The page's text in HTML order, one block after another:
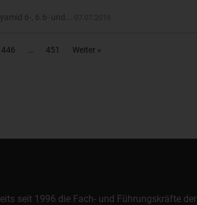
6-, 6.6- und...
446 451 Weiter »
seit 1996 die Fach- und Führungskräfte der